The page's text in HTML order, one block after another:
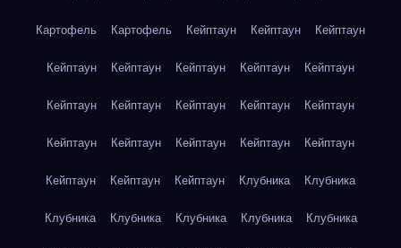
Картофель Картофель Кейптаун Кейптаун Кейптаун
Кейптаун Кейптаун Кейптаун Кейптаун Кейптаун
Кейптаун Кейптаун Кейптаун Кейптаун Кейптаун
Кейптаун Кейптаун Кейптаун Кейптаун Кейптаун
Кейптаун Кейптаун Кейптаун Клубника Клубника
Клубника Клубника Клубника Клубника Клубника